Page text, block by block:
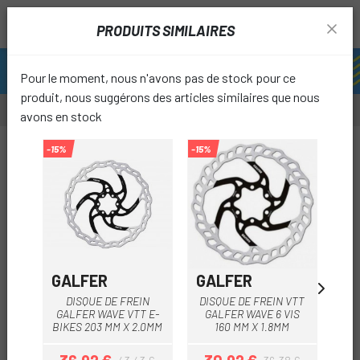
PRODUITS SIMILAIRES
Pour le moment, nous n'avons pas de stock pour ce
produit, nous suggérons des articles similaires que nous
avons en stock
-15%
GALFER
DISQUE DE FREIN
GALFER WAVE VTT E-
BIKES 203 MM X 2.0MM
-15%
GALFER
DISQUE DE FREIN VTT
GALFER WAVE 6 VIS
160 MM X 1.8MM